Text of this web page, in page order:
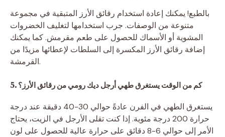
بالطبع! يمكنك إعادة استخدام رقائق الأرز المتبقية في مجموعة
متنوعة من الوصفات. جرب استخدامها لتغليف الخضروات
المشوية أو الأسماك للحصول على طعم مقرمش. كما يمكنك
إضافة رقائق الأرز المكسرة إلى السلطات لإعطائها مزيدًا من
القرمشة.
5. كم من الوقت يستغرق طهي أرجل ديك رومي من رقائق الأرز؟
يستغرق الطهي في الفرن عادةً حوالي 30-40 دقيقة عند درجة
حرارة 200 درجة مئوية. إذا كنت تقلى الأرجل في الزيت، يحتاج
الأمر إلى حوالي 6-8 دقائق على حرارة عالية للحصول على لون